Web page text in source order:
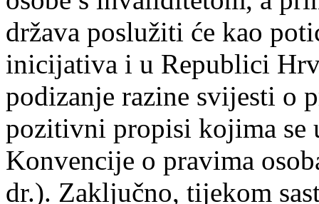
država poslužiti će kao
inicijativa i u Republici
podizanje razine svijesti o
pozitivni propisi kojima se
Konvencije o pravima
dr.). Zaključno, tijekom